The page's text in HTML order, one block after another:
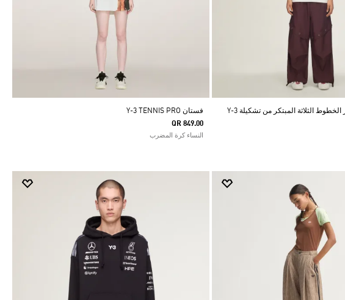
بنطال رياضي بشعار الخطوط الثلاثة المبتكر من تشكيلة Y-3
فستان Y-3 TENNIS PRO
QR 849.00
النساء كرة المضرب